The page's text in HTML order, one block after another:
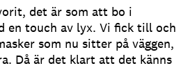
det är som att bo i
en touch av lyx. Vi fick till och
som nu sitter på väggen,
Då är det klart att det känns